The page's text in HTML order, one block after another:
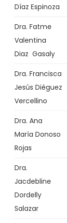
Díaz Espinoza
Dra. Fatme
Valentina
Diaz Gasaly
Dra. Francisca
Jesús Diéguez
Vercellino
Dra. Ana
María Donoso
Rojas
Dra.
Jacdebline
Dordelly
Salazar